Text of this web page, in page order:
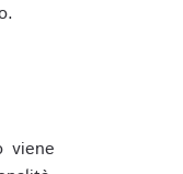
viene